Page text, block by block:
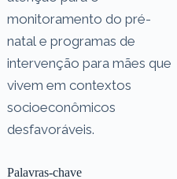
monitoramento do pré-
natal e programas de
intervenção para mães que
vivem em contextos
socioeconômicos
desfavoráveis.
Palavras-chave